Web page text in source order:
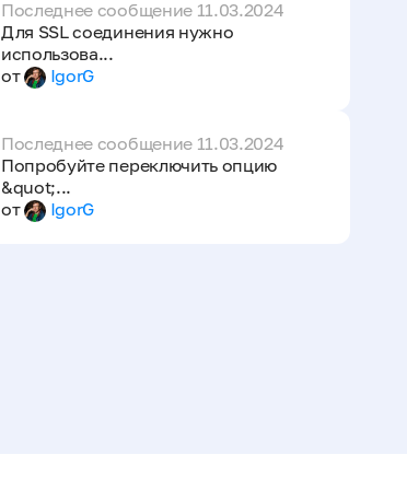
Последнее сообщение 11.03.2024
Для SSL соединения нужно
использова...
от
IgorG
Последнее сообщение 11.03.2024
Попробуйте переключить опцию
&quot;...
от
IgorG